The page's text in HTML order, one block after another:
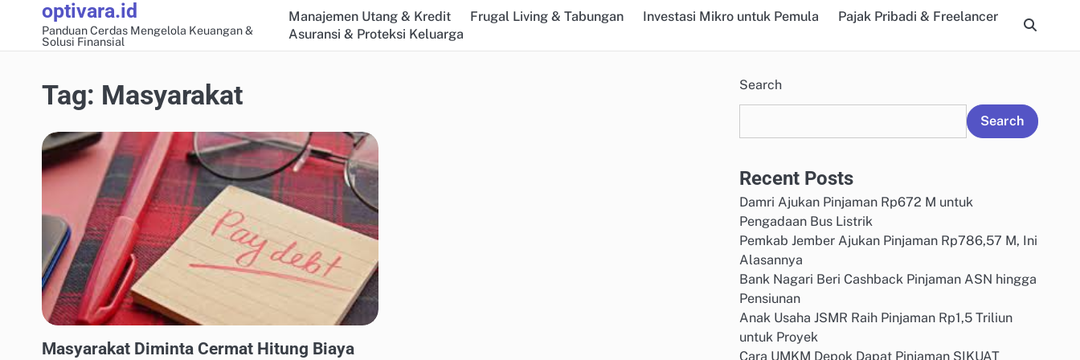
content
optivara.id
Panduan Cerdas Mengelola Keuangan &
Solusi Finansial
Manajemen Utang & Kredit Frugal Living & Tabungan Investasi Mikro untuk Pemula
Pajak Pribadi & Freelancer
Asuransi & Proteksi Keluarga
Tag: Masyarakat
Masyarakat Diminta Cermat Hitung Biaya
Search
Search
Recent Posts
Damri Ajukan Pinjaman Rp672 M untuk
Pengadaan Bus Listrik
Pemkab Jember Ajukan Pinjaman Rp786,57 M, Ini
Alasannya
Bank Nagari Beri Cashback Pinjaman ASN hingga
Pensiunan
Anak Usaha JSMR Raih Pinjaman Rp1,5 Triliun
untuk Proyek
Cara UMKM Depok Dapat Pinjaman SIKUAT